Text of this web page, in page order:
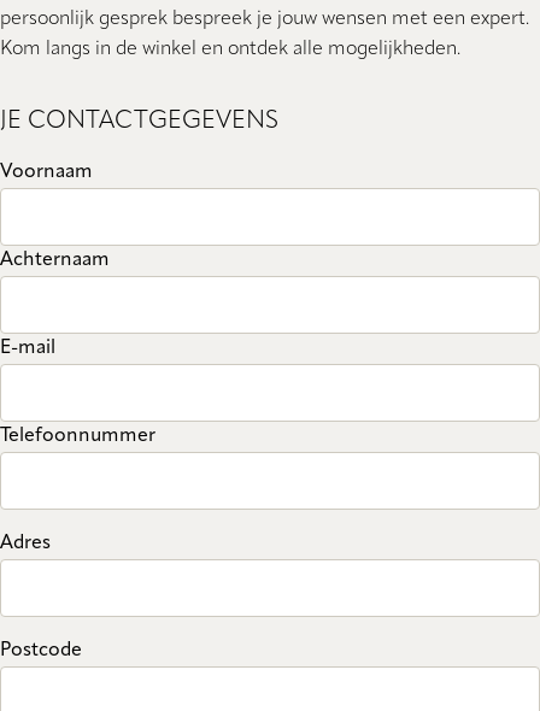
persoonlijk gesprek bespreek je jouw wensen met een expert.
Kom langs in de winkel en ontdek alle mogelijkheden.
JE CONTACTGEGEVENS
Voornaam
Achternaam
E-mail
Telefoonnummer
Adres
Postcode